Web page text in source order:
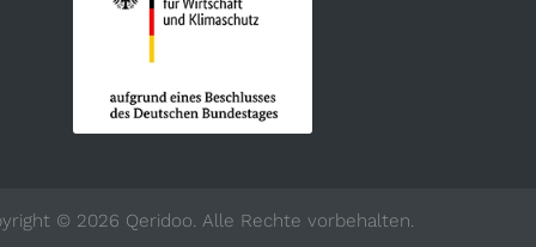
© 2026 Qeridoo. Alle Rechte vorbehalten.